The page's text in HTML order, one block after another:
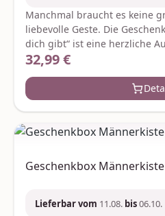
Manchmal braucht es keine
liebevolle Geste. Die
dich gibt“ ist eine herzliche
besonderen Menschen
Handtuch und pflegendem
entspannten
prickelnder 02 l Secco für
sorgt. Abgerundet wird das
dass es dich gibt“ die jeden
schenkt. Je nach
Hersteller:FloraPrima
Regulärer Preis:
32,99 €
Geschenkbox Männerkiste
Lieferbar vom 11.08. bis06.10.